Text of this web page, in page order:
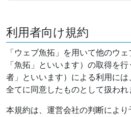
利用者向け規約
「ウェブ魚拓」を用いて他のウ
「魚拓」といいます）の取得を
者」といいます）による利用に
全てに同意したものとして扱われ
本規約は、運営会社の判断によ